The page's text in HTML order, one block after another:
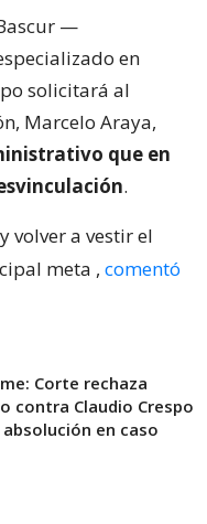
—
en
solicitará al
Marcelo Araya,
que en
.
volver a vestir el
meta , comentó
Corte rechaza
contra Claudio Crespo
en caso